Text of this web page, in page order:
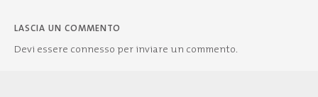
LASCIA UN COMMENTO
Devi essere connesso per inviare un commento.